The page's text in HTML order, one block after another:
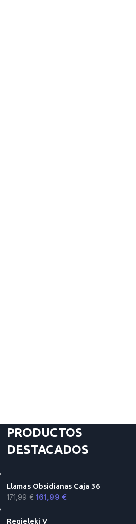
PRODUCTOS
DESTACADOS
Llamas Obsidianas Caja 36
171,99€ 161,99 €
Regieleki V